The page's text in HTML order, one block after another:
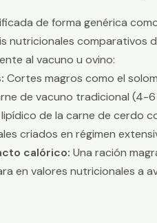
de forma genérica
nutricionales
al vacuno u ovino:
Cortes magros como el
de vacuno tradicional (4-6
lipídico de la carne de cerdo
criados en régimen
calórico: Una ración
en valores nutricionales a